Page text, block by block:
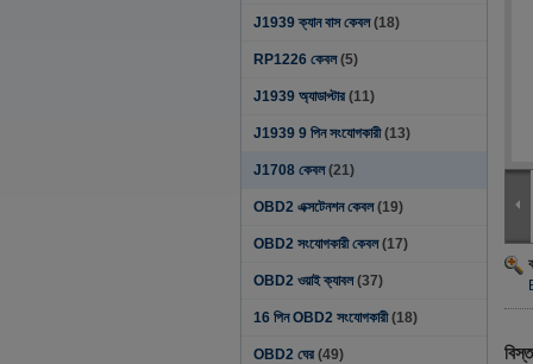
J1939 ক্যান বাস কেবল (18)
RP1226 কেবল (5)
J1939 অ্যাডাপ্টার (11)
J1939 9 পিন সংযোগকারী (13)
J1708 কেবল (21)
OBD2 এক্সটেনশন কেবল (19)
OBD2 সংযোগকারী কেবল (17)
OBD2 ওয়াই ক্যাবল (37)
16 পিন OBD2 সংযোগকারী (18)
OBD2 ঘের (49)